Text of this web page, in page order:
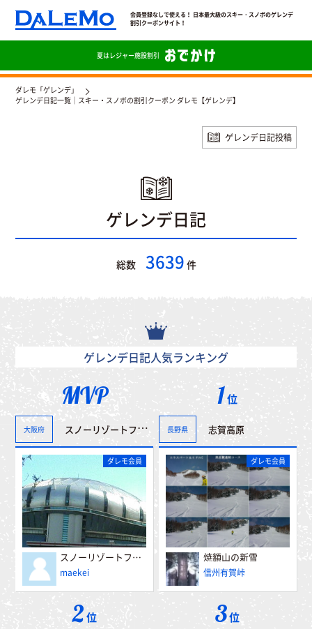
会員登録なしで使える！ 日本最大級のスキー・スノボのゲレンデ
割引クーポンサイト！
夏はレジャー施設割引
ダレモ「ゲレンデ」
ゲレンデ日記一覧｜スキー・スノボの割引クーポン ダレモ【ゲレンデ】
ゲレンデ日記投稿
ゲレンデ日記
総数 3639 件
ゲレンデ日記人気ランキング
MVP
大阪府 スノーリゾートフェアー”冬博”へ行って来ました。＾＾
ダレモ会員
スノーリゾートフェアー”冬博”へ行って来ました。＾＾
maekei
1位
長野県 志賀高原
ダレモ会員
焼額山の新雪
信州有賀峠
2位 3位